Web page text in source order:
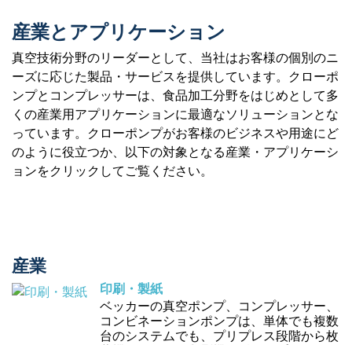
産業とアプリケーション
真空技術分野のリーダーとして、当社はお客様の個別のニ
ーズに応じた製品・サービスを提供しています。クローポ
ンプとコンプレッサーは、食品加工分野をはじめとして多
くの産業用アプリケーションに最適なソリューションとな
っています。クローポンプがお客様のビジネスや用途にど
のように役立つか、以下の対象となる産業・アプリケーシ
ョンをクリックしてご覧ください。
産業
印刷・製紙
ベッカーの真空ポンプ、コンプレッサー、
コンビネーションポンプは、単体でも複数
台のシステムでも、プリプレス段階から枚